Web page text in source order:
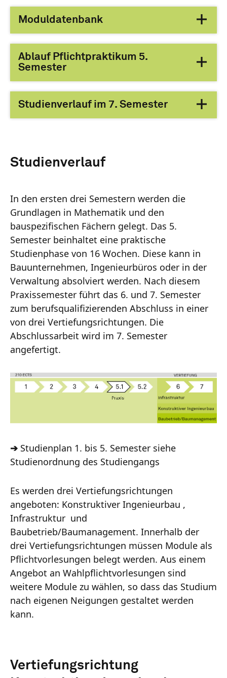
Moduldatenbank
Ablauf Pflichtpraktikum 5.
Semester
Studienverlauf im 7. Semester
Studienverlauf
In den ersten drei Semestern werden die
Grundlagen in Mathematik und den
bauspezifischen Fächern gelegt. Das 5.
Semester beinhaltet eine praktische
Studienphase von 16 Wochen. Diese kann in
Bauunternehmen, Ingenieurbüros oder in der
Verwaltung absolviert werden. Nach diesem
Praxissemester führt das 6. und 7. Semester
zum berufsqualifizierenden Abschluss in einer
von drei Vertiefungsrichtungen. Die
Abschlussarbeit wird im 7. Semester
angefertigt.
➔ Studienplan 1. bis 5. Semester siehe
Studienordnung des Studiengangs
Es werden drei Vertiefungsrichtungen
angeboten: Konstruktiver Ingenieurbau ,
Infrastruktur und
Baubetrieb/Baumanagement. Innerhalb der
drei Vertiefungsrichtungen müssen Module als
Pflichtvorlesungen belegt werden. Aus einem
Angebot an Wahlpflichtvorlesungen sind
weitere Module zu wählen, so dass das Studium
nach eigenen Neigungen gestaltet werden
kann.
Vertiefungsrichtung